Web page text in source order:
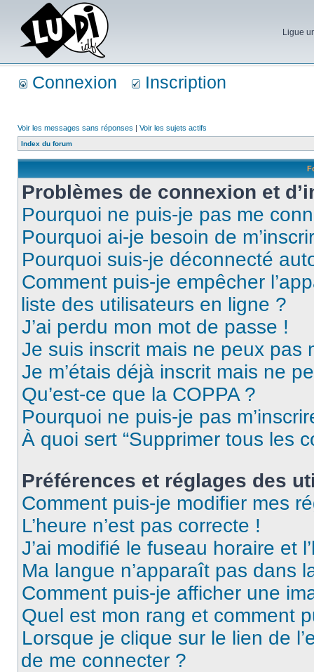
Ligue
Connexion Inscription
Voir les messages sans réponses | Voir les sujets actifs
Index du forum
Problèmes de connexion et
Pourquoi ne puis-je pas me
Pourquoi ai-je besoin de
Pourquoi suis-je déconnecté
Comment puis-je empêcher
liste des utilisateurs en ligne ?
J’ai perdu mon mot de passe !
Je suis inscrit mais ne peux pas
Je m’étais déjà inscrit mais ne
Qu’est-ce que la COPPA ?
Pourquoi ne puis-je pas
À quoi sert “Supprimer tous les
Préférences et réglages des
Comment puis-je modifier mes
L’heure n’est pas correcte !
J’ai modifié le fuseau horaire et
Ma langue n’apparaît pas dans
Comment puis-je afficher une
Quel est mon rang et comment
Lorsque je clique sur le lien de
de me connecter ?